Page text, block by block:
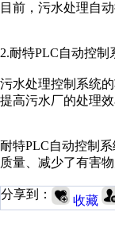
目前，污水处理自
2.耐特PLC自动控制
污水处理控制系统
提高污水厂的处理
耐特PLC自动控制
质量、减少了有害
分享到： 收藏